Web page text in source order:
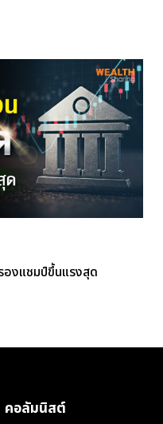
องแชมป์ขึ้นแรงสุด
คอลัมนิสต์